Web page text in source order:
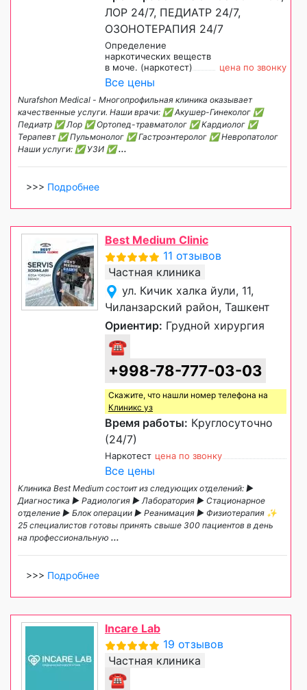
ЛОР 24/7, ПЕДИАТР 24/7,
ОЗОНОТЕРАПИЯ 24/7
Определение
наркотических веществ
в моче. (наркотест)
цена по звонку
Все цены
Nurafshon Medical - Многопрофильная клиника оказывает
качественные услуги. Наши врачи: ✅ Акушер-Гинеколог ✅
Педиатр ✅ Лор ✅ Ортопед-травматолог ✅ Кардиолог ✅
Терапевт ✅ Пульмонолог ✅ Гастроэнтеролог ✅ Невропатолог
Наши услуги: ✅ УЗИ ✅...
>>> Подробнее
Best Medium Clinic
11 отзывов
Частная клиника
ул. Кичик халка йули, 11,
Чиланзарский район, Ташкент
Ориентир: Грудной хирургия
☎
+998-78-777-03-03
Скажите, что нашли номер телефона на
Клиникс уз
Время работы: Круглосуточно
(24/7)
Наркотест цена по звонку
Все цены
Клиника Best Medium состоит из следующих отделений: ►
Диагностика ► Радиология ► Лаборатория ► Стационарное
отделение ► Блок операции ► Реанимация ► Физиотерапия ✨
25 специалистов готовы принять свыше 300 пациентов в день
на профессиональную ...
>>> Подробнее
Incare Lab
19 отзывов
Частная клиника
☎